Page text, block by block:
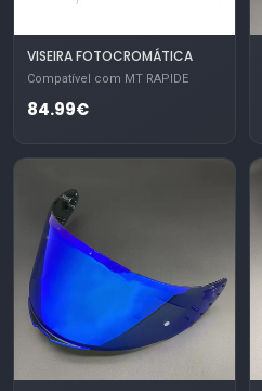
VISEIRA FOTOCROMÁTICA
Compatível com MT RAPIDE
84.99€